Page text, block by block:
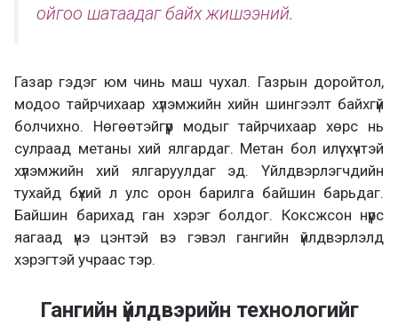
ойгоо шатаадаг байх жишээний.
Газар гэдэг юм чинь маш чухал. Газрын доройтол,
модоо тайрчихаар хүлэмжийн хийн шингээлт байхгүй
болчихно. Нөгөөтэйгүүр модыг тайрчихаар хөрс нь
сулраад метаны хий ялгардаг. Метан бол илүү хүчтэй
хүлэмжийн хий ялгаруулдаг эд. Үйлдвэрлэгчдийн
тухайд бүхий л улс орон барилга байшин барьдаг.
Байшин барихад ган хэрэг болдог. Коксжсон нүүрс
яагаад үнэ цэнтэй вэ гэвэл гангийн үйлдвэрлэлд
хэрэгтэй учраас тэр.
Гангийн үйлдвэрийн технологийг